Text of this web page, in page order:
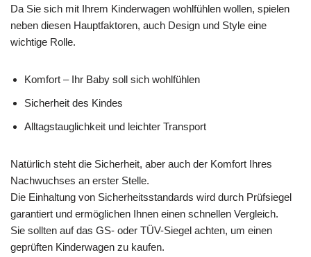
Da Sie sich mit Ihrem Kinderwagen wohlfühlen wollen, spielen
neben diesen Hauptfaktoren, auch Design und Style eine
wichtige Rolle.
Komfort – Ihr Baby soll sich wohlfühlen
Sicherheit des Kindes
Alltagstauglichkeit und leichter Transport
Natürlich steht die Sicherheit, aber auch der Komfort Ihres
Nachwuchses an erster Stelle.
Die Einhaltung von Sicherheitsstandards wird durch Prüfsiegel
garantiert und ermöglichen Ihnen einen schnellen Vergleich.
Sie sollten auf das GS- oder TÜV-Siegel achten, um einen
geprüften Kinderwagen zu kaufen.